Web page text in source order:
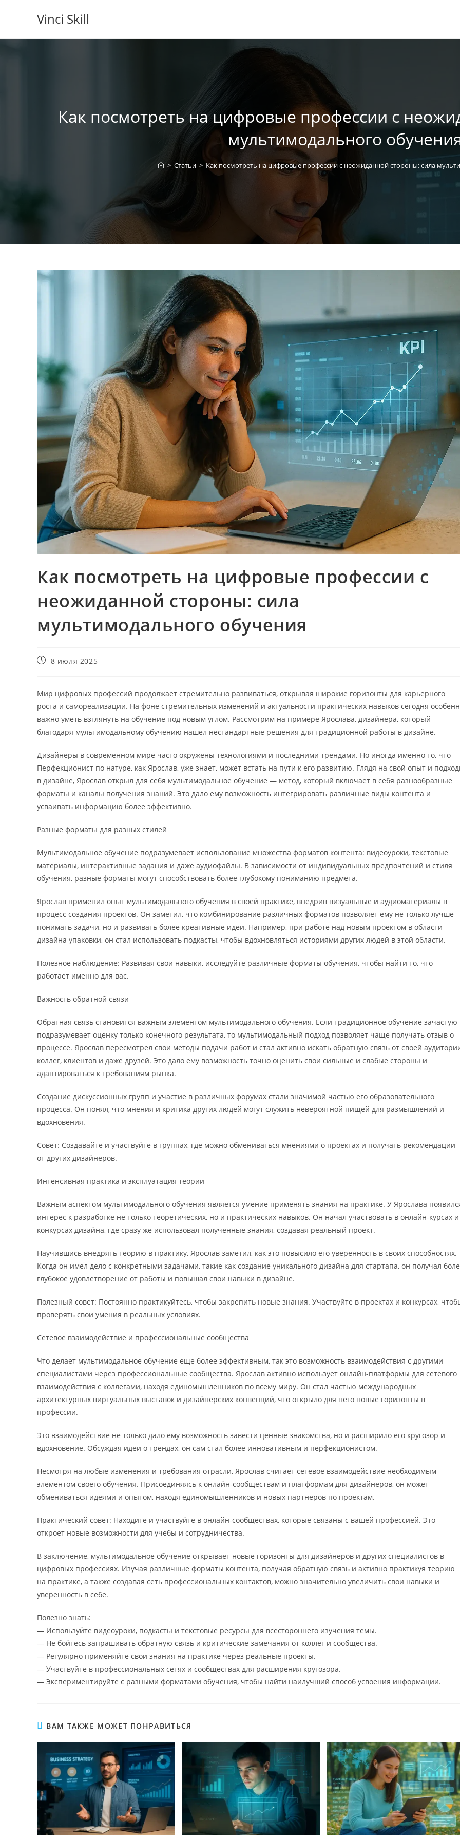
Vinci Skill
Как посмотреть на цифровые профессии с
мультимодального
> Статьи > Как посмотреть на цифровые профессии с неожиданной стороны: сила
Как посмотреть на цифровые профессии с
неожиданной стороны: сила
мультимодального обучения
Запись8 июля 2025
Мир цифровых профессий продолжает стремительно развиваться, открывая широкие горизонты для карьерного
роста и самореализации. На фоне стремительных изменений и актуальности практических навыков сегодня
важно уметь взглянуть на обучение под новым углом. Рассмотрим на примере Ярослава, дизайнера, который
благодаря мультимодальному обучению нашел нестандартные решения для традиционной работы в дизайне.
Дизайнеры в современном мире часто окружены технологиями и последними трендами. Но иногда именно то, что
Перфекционист по натуре, как Ярослав, уже знает, может встать на пути к его развитию. Глядя на свой опыт и
в дизайне, Ярослав открыл для себя мультимодальное обучение — метод, который включает в себя разнообразные
форматы и каналы получения знаний. Это дало ему возможность интегрировать различные виды контента и
усваивать информацию более эффективно.
Разные форматы для разных стилей
Мультимодальное обучение подразумевает использование множества форматов контента: видеоуроки, текстовые
материалы, интерактивные задания и даже аудиофайлы. В зависимости от индивидуальных предпочтений и стиля
обучения, разные форматы могут способствовать более глубокому пониманию предмета.
Ярослав применил опыт мультимодального обучения в своей практике, внедрив визуальные и аудиоматериалы в
процесс создания проектов. Он заметил, что комбинирование различных форматов позволяет ему не только лучше
понимать задачи, но и развивать более креативные идеи. Например, при работе над новым проектом в области
дизайна упаковки, он стал использовать подкасты, чтобы вдохновляться историями других людей в этой области.
Полезное наблюдение: Развивая свои навыки, исследуйте различные форматы обучения, чтобы найти то, что
работает именно для вас.
Важность обратной связи
Обратная связь становится важным элементом мультимодального обучения. Если традиционное обучение зачастую
подразумевает оценку только конечного результата, то мультимодальный подход позволяет чаще получать отзыв о
процессе. Ярослав пересмотрел свои методы подачи работ и стал активно искать обратную связь от своей
коллег, клиентов и даже друзей. Это дало ему возможность точно оценить свои сильные и слабые стороны и
адаптироваться к требованиям рынка.
Создание дискуссионных групп и участие в различных форумах стали значимой частью его образовательного
процесса. Он понял, что мнения и критика других людей могут служить невероятной пищей для размышлений и
вдохновения.
Совет: Создавайте и участвуйте в группах, где можно обмениваться мнениями о проектах и получать рекомендации
от других дизайнеров.
Интенсивная практика и эксплуатация теории
Важным аспектом мультимодального обучения является умение применять знания на практике. У Ярослава
интерес к разработке не только теоретических, но и практических навыков. Он начал участвовать в онлайн-курсах и
конкурсах дизайна, где сразу же использовал полученные знания, создавая реальный проект.
Научившись внедрять теорию в практику, Ярослав заметил, как это повысило его уверенность в своих способностях.
Когда он имел дело с конкретными задачами, такие как создание уникального дизайна для стартапа, он получал
глубокое удовлетворение от работы и повышал свои навыки в дизайне.
Полезный совет: Постоянно практикуйтесь, чтобы закрепить новые знания. Участвуйте в проектах и конкурсах,
проверять свои умения в реальных условиях.
Сетевое взаимодействие и профессиональные сообщества
Что делает мультимодальное обучение еще более эффективным, так это возможность взаимодействия с другими
специалистами через профессиональные сообщества. Ярослав активно использует онлайн-платформы для сетевого
взаимодействия с коллегами, находя единомышленников по всему миру. Он стал частью международных
архитектурных виртуальных выставок и дизайнерских конвенций, что открыло для него новые горизонты в
профессии.
Это взаимодействие не только дало ему возможность завести ценные знакомства, но и расширило его кругозор и
вдохновение. Обсуждая идеи о трендах, он сам стал более инновативным и перфекционистом.
Несмотря на любые изменения и требования отрасли, Ярослав считает сетевое взаимодействие необходимым
элементом своего обучения. Присоединяясь к онлайн-сообществам и платформам для дизайнеров, он может
обмениваться идеями и опытом, находя единомышленников и новых партнеров по проектам.
Практический совет: Находите и участвуйте в онлайн-сообществах, которые связаны с вашей профессией. Это
откроет новые возможности для учебы и сотрудничества.
В заключение, мультимодальное обучение открывает новые горизонты для дизайнеров и других специалистов в
цифровых профессиях. Изучая различные форматы контента, получая обратную связь и активно практикуя теорию
на практике, а также создавая сеть профессиональных контактов, можно значительно увеличить свои навыки и
уверенность в себе.
Полезно знать:
— Используйте видеоуроки, подкасты и текстовые ресурсы для всестороннего изучения темы.
— Не бойтесь запрашивать обратную связь и критические замечания от коллег и сообщества.
— Регулярно применяйте свои знания на практике через реальные проекты.
— Участвуйте в профессиональных сетях и сообществах для расширения кругозора.
— Экспериментируйте с разными форматами обучения, чтобы найти наилучший способ усвоения информации.
ВАМ ТАКЖЕ МОЖЕТ ПОНРАВИТЬСЯ